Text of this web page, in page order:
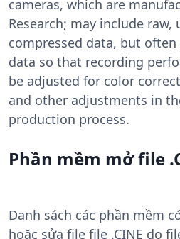
cameras, which are
Research; may include raw,
compressed data, but
data so that recording
be adjusted for color
and other adjustments in
production process.
Phần mềm mở file
Danh sách các phần mềm
hoặc sửa file file .CINE do